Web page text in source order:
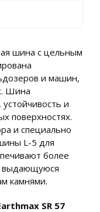
шина с цельным
и машин,
Шина
и
поверхностях.
и специально
L-5 для
более
выдающуюся
камнями.
SR 57